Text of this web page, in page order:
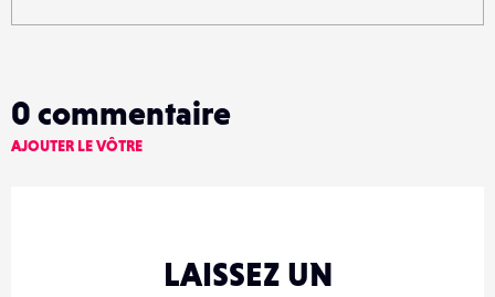
0 commentaire
AJOUTER LE VÔTRE
LAISSEZ UN